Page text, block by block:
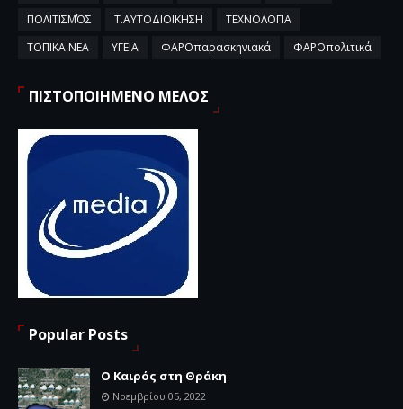
ΠΟΛΙΤΙΣΜΌΣ
Τ.ΑΥΤΟΔΙΟΙΚΗΣΗ
ΤΕΧΝΟΛΟΓΙΑ
ΤΟΠΙΚΑ ΝΕΑ
ΥΓΕΙΑ ΦΑΡΟπαρασκηνιακά ΦΑΡΟπολιτικά
ΠΙΣΤΟΠΟΙΗΜΕΝΟ ΜΕΛΟΣ
Popular Posts
Ο Καιρός στη Θράκη
Νοεμβρίου 05, 2022